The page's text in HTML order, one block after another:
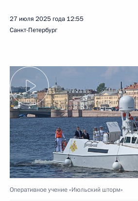
27 июля 2025 года 12:55
Санкт-Петербург
Оперативное учение «Июльский шторм»